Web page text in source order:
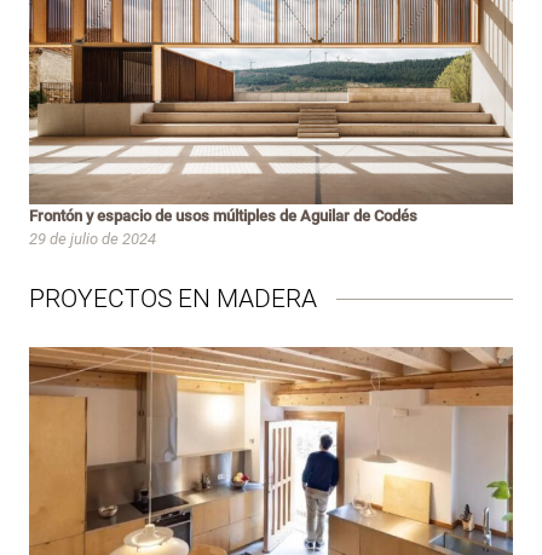
Frontón y espacio de usos múltiples de Aguilar de Codés
29 de julio de 2024
PROYECTOS EN MADERA